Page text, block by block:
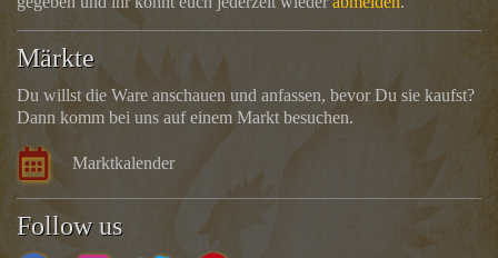
Märkte
Du willst die Ware anschauen und anfassen, bevor Du sie kaufst?
Dann komm bei uns auf einem Markt besuchen.
Marktkalender
Follow us